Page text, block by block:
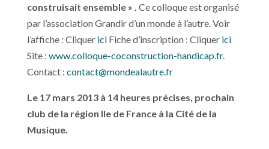
construisait ensemble » . Ce colloque est organisé
par l’association Grandir d’un monde à l’autre. Voir
l’affiche : Cliquer iciFiche d’inscription : Cliquer ici
Site : www.colloque-coconstruction-handicap.fr.
Contact : contact@mondealautre.fr
Le 17 mars 2013 à 14 heures précises, prochain
club de la région Ile de France à la Cité de la
Musique.